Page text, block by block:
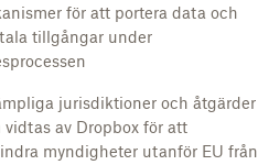
för att portera data och
tillgångar under
jurisdiktioner och åtgärder
vidtas av Dropbox för att
myndigheter utanför EU från